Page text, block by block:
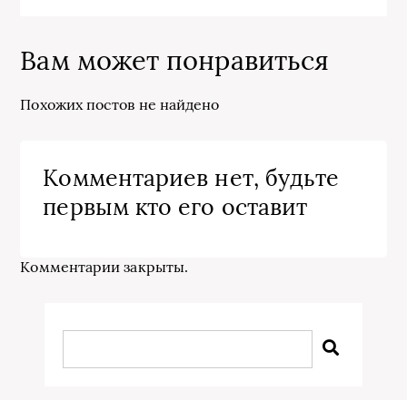
Вам может понравиться
Похожих постов не найдено
Комментариев нет, будьте
первым кто его оставит
Комментарии закрыты.